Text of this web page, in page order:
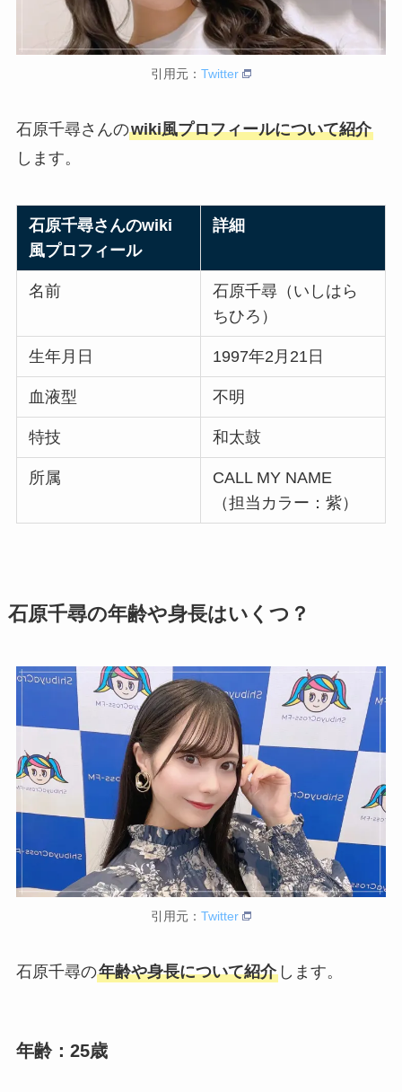
引用元： Twitter
石原千尋さんのwiki風プロフィールについて紹介
します。
石原千尋さんのwiki
風プロフィール
詳細
名前
石原千尋（いしはら
ちひろ）
生年月日 1997年2月21日
血液型 不明
特技 和太鼓
所属
CALL MY NAME
（担当カラー：紫）
石原千尋の年齢や身長はいくつ？
引用元： Twitter
石原千尋の年齢や身長について紹介します。
年齢：25歳